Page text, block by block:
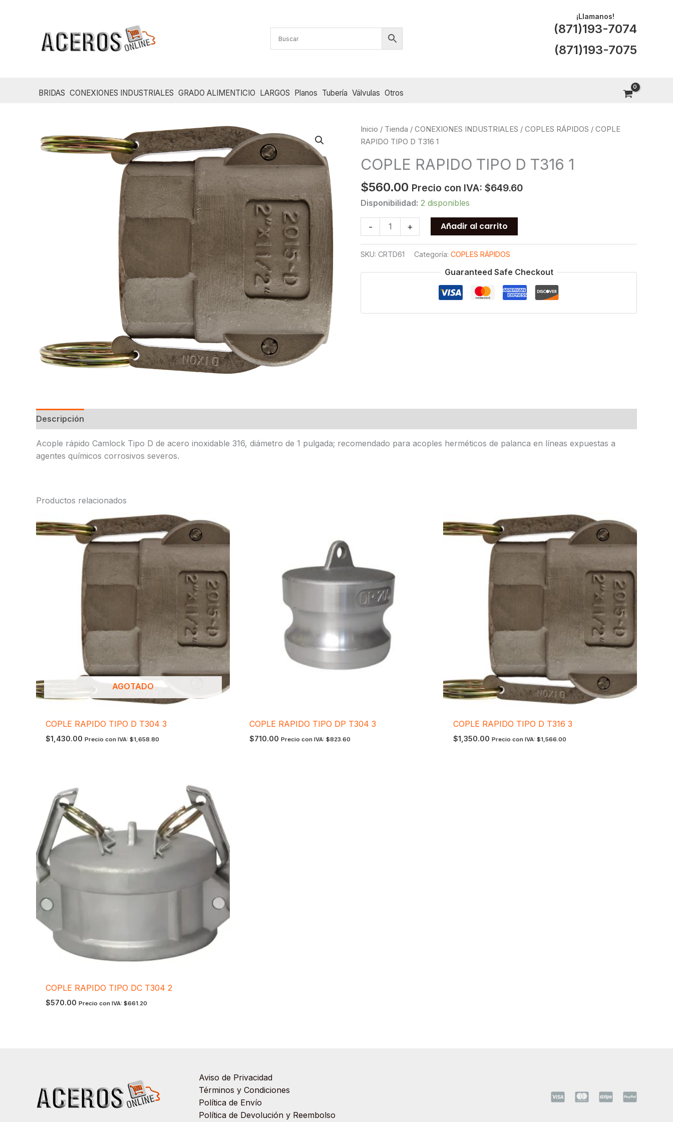
¡Llamanos!
(871)193-7074
(871)193-7075
BRIDAS CONEXIONES INDUSTRIALES GRADO ALIMENTICIO LARGOS Planos Tubería Válvulas Otros
Inicio / Tienda / CONEXIONES INDUSTRIALES / COPLES RÁPIDOS / COPLE
RAPIDO TIPO D T316 1
COPLE RAPIDO TIPO D T316 1
$560.00 Precio con IVA: $649.60
Disponibilidad: 2 disponibles
-
RAPIDO
T316
+ Añadir al carrito
SKU: CRTD61 Categoría: COPLES RÁPIDOS
Guaranteed Safe Checkout
Descripción
Acople rápido Camlock Tipo D de acero inoxidable 316, diámetro de 1 pulgada; recomendado para acoples herméticos de palanca en líneas expuestas a
agentes químicos corrosivos severos.
Productos relacionados
AGOTADO
COPLE RAPIDO TIPO D T304 3
$1,430.00 Precio con IVA:$1,658.80
COPLE RAPIDO TIPO DP T304 3
$710.00 Precio con IVA: $823.60
COPLE RAPIDO TIPO D T316 3
$1,350.00 Precio con IVA: $1,566.00
COPLE RAPIDO TIPO DC T304 2
$570.00 Precio con IVA:$661.20
Aviso de Privacidad
Términos y Condiciones
Política de Envío
Política de Devolución y Reembolso